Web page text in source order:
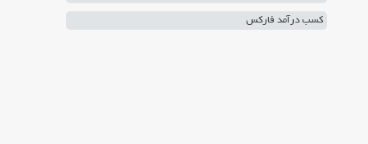
کسب درآمد فارکس